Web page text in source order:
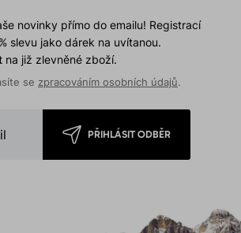
novinky přímo do emailu! Registrací
slevu jako dárek na uvítanou.
na již zlevněné zboží.
se zpracováním osobních údajů.
PŘIHLÁSIT ODBĚR